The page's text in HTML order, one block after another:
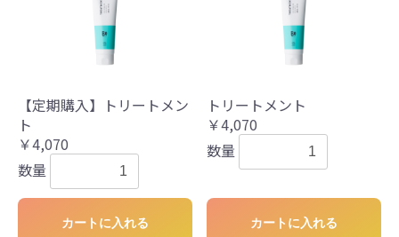
【定期購入】トリートメン
ト
￥4,070
数量
カートに入れる
トリートメント
￥4,070
数量
カートに入れる